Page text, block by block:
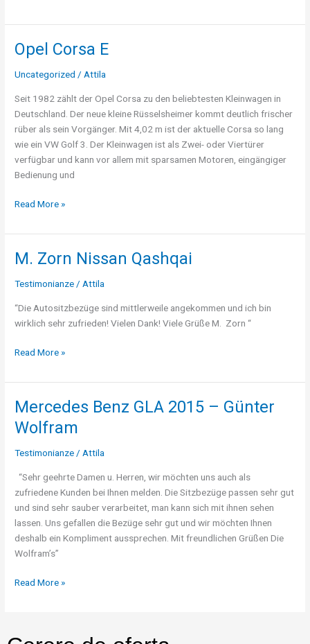
Opel Corsa E
Uncategorized / Attila
Seit 1982 zählt der Opel Corsa zu den beliebtesten Kleinwagen in
Deutschland. Der neue kleine Rüsselsheimer kommt deutlich frischer
rüber als sein Vorgänger. Mit 4,02 m ist der aktuelle Corsa so lang
wie ein VW Golf 3. Der Kleinwagen ist als Zwei- oder Viertürer
verfügbar und kann vor allem mit sparsamen Motoren, eingängiger
Bedienung und
Opel
Corsa
E
Read More »
M. Zorn Nissan Qashqai
Testimonianze / Attila
“Die Autositzbezüge sind mittlerweile angekommen und ich bin
wirklich sehr zufrieden! Vielen Dank! Viele Grüße M. Zorn “
M.
Nissan
Read More »
Mercedes Benz GLA 2015 – Günter
Wolfram
Testimonianze / Attila
“Sehr geehrte Damen u. Herren, wir möchten uns auch als
zufriedene Kunden bei Ihnen melden. Die Sitzbezüge passen sehr gut
und sind sehr sauber verarbeitet, man kann sich mit ihnen sehen
lassen. Uns gefallen die Bezüge sehr gut und wir möchten Ihnen
deshalb ein Kompliment aussprechen. Mit freundlichen Grüßen Die
Wolfram’s”
Mercedes
GLA
2015
Günter
Wolfram
Read More »